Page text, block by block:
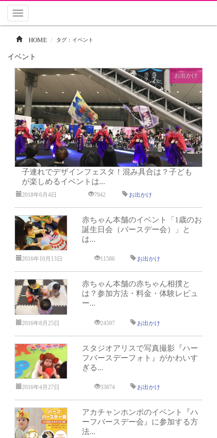
Toggle
HOME タグ：イベント
イベント
お出かけ
子連れでデザインフェスタ！混み具合は？子ども
が楽しめるイベントは...
2018年6月4日 7942 お出かけ
赤ちゃん本舗のイベント「1歳のお
誕生日会（バースデー会）」と
は...
2016年10月13日 11586 お出かけ
赤ちゃん本舗の赤ちゃん相撲と
は？参加方法・料金・体験レビュ
ー...
2016年8月25日 24597 お出かけ
スタジオアリスで写真撮影『ハー
フバースデーフォト』がかわいす
ぎる...
2016年4月27日 33874 お出かけ
アカチャンホンポのイベント『ハ
ーフバースデー会』に参加する方
法...